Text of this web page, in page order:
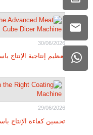
30/06/2026
تعظيم إنتاجية الإنتاج
29/06/2026
تحسين كفاءة الإنتاج